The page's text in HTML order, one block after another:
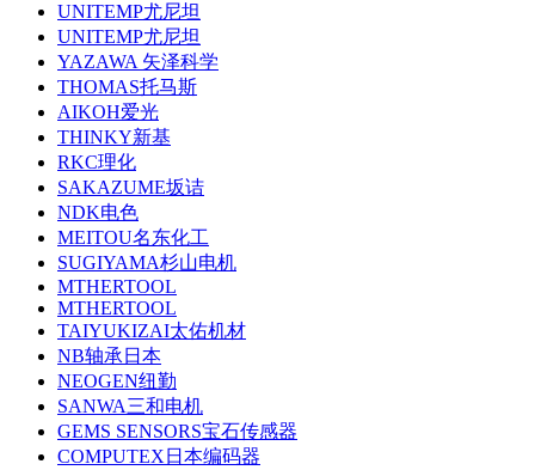
UNITEMP尤尼坦
UNITEMP尤尼坦
YAZAWA 矢泽科学
THOMAS托马斯
AIKOH爱光
THINKY新基
RKC理化
SAKAZUME坂诘
NDK电色
MEITOU名东化工
SUGIYAMA杉山电机
MTHERTOOL
MTHERTOOL
TAIYUKIZAI太佑机材
NB轴承日本
NEOGEN纽勤
SANWA三和电机
GEMS SENSORS宝石传感器
COMPUTEX日本编码器